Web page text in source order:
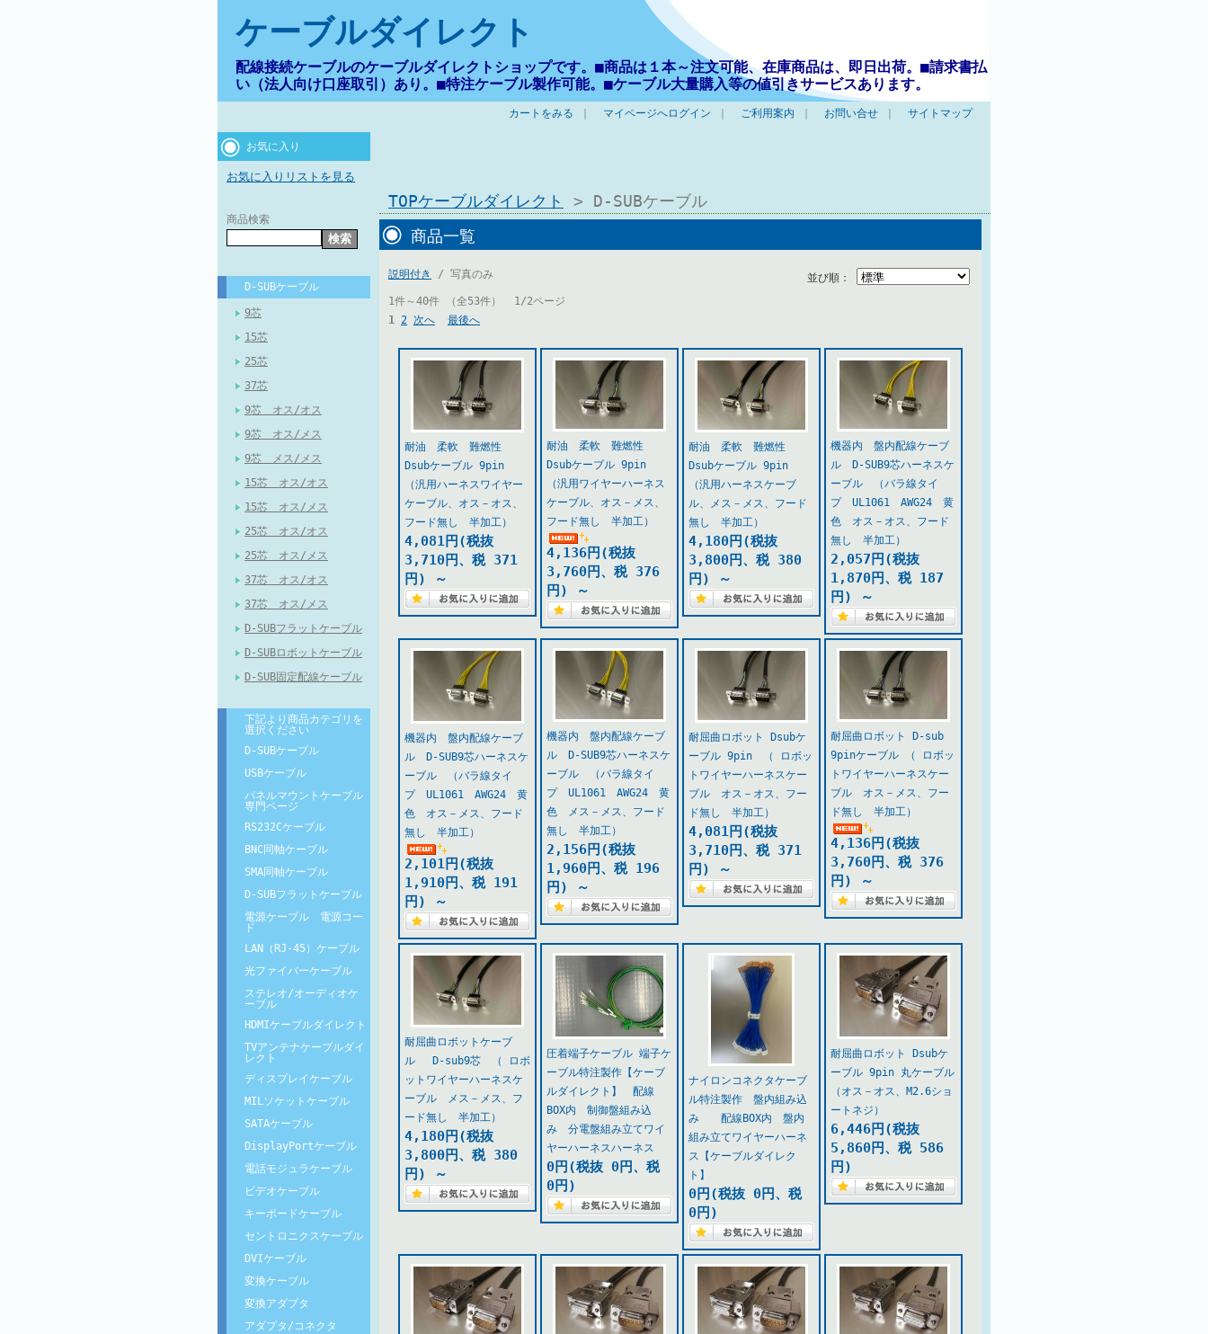
ケーブルダイレクト
配線接続ケーブルのケーブルダイレクトショップです。■商品は１本～注文可能、在庫商品は、即日出荷。■請求書払
い（法人向け口座取引）あり。■特注ケーブル製作可能。■ケーブル大量購入等の値引きサービスあります。
カートをみる マイページへログイン ご利用案内 お問い合せ サイトマップ
お気に入り
お気に入りリストを見る
商品検索
D-SUBケーブル
9芯
15芯
25芯
37芯
9芯 オス/オス
9芯 オス/メス
9芯 メス/メス
15芯 オス/オス
15芯 オス/メス
25芯 オス/オス
25芯 オス/メス
37芯 オス/オス
37芯 オス/メス
D-SUBフラットケーブル
D-SUBロボットケーブル
D-SUB固定配線ケーブル
下記より商品カテゴリを
選択ください
D-SUBケーブル
USBケーブル
パネルマウントケーブル
専門ページ
RS232Cケーブル
BNC同軸ケーブル
SMA同軸ケーブル
D-SUBフラットケーブル
電源ケーブル 電源コー
ド
LAN（RJ-45）ケーブル
光ファイバーケーブル
ステレオ/オーディオケ
ーブル
HDMIケーブルダイレクト
TVアンテナケーブルダイ
レクト
ディスプレイケーブル
MILソケットケーブル
SATAケーブル
DisplayPortケーブル
電話モジュラケーブル
ビデオケーブル
キーボードケーブル
セントロニクスケーブル
DVIケーブル
変換ケーブル
変換アダプタ
アダプタ/コネクタ
TOPケーブルダイレクト
> D-SUBケーブル
商品一覧
並び順：
説明付き / 写真のみ
1件～40件 （全53件） 1/2ページ
1 2 次へ 最後へ
耐油 柔軟 難燃性
Dsubケーブル 9pin
（汎用ハーネスワイヤー
ケーブル、オス－オス、
フード無し 半加工）
4,081円(税抜
3,710円、税 371
円)
～
耐油 柔軟 難燃性
Dsubケーブル 9pin
（汎用ワイヤーハーネス
ケーブル、オス－メス、
フード無し 半加工）
4,136円(税抜
3,760円、税 376
円)
～
耐油 柔軟 難燃性
Dsubケーブル 9pin
（汎用ハーネスケーブ
ル、メス－メス、フード
無し 半加工）
4,180円(税抜
3,800円、税 380
円)
～
機器内 盤内配線ケーブ
ル D-SUB9芯ハーネスケ
ーブル （バラ線タイ
プ UL1061 AWG24 黄
色 オス－オス、フード
無し 半加工）
2,057円(税抜
1,870円、税 187
円)
～
機器内 盤内配線ケーブ
ル D-SUB9芯ハーネスケ
ーブル （バラ線タイ
プ UL1061 AWG24 黄
色 オス－メス、フード
無し 半加工）
2,101円(税抜
1,910円、税 191
円)
～
機器内 盤内配線ケーブ
ル D-SUB9芯ハーネスケ
ーブル （バラ線タイ
プ UL1061 AWG24 黄
色 メス－メス、フード
無し 半加工）
2,156円(税抜
1,960円、税 196
円)
～
耐屈曲ロボット Dsubケ
ーブル 9pin （ ロボッ
トワイヤーハーネスケー
ブル オス－オス、フー
ド無し 半加工）
4,081円(税抜
3,710円、税 371
円)
～
耐屈曲ロボット D-sub
9pinケーブル （ ロボッ
トワイヤーハーネスケー
ブル オス－メス、フー
ド無し 半加工）
4,136円(税抜
3,760円、税 376
円)
～
耐屈曲ロボットケーブ
ル D-sub9芯 （ ロボ
ットワイヤーハーネスケ
ーブル メス－メス、フ
ード無し 半加工）
4,180円(税抜
3,800円、税 380
円)
～
圧着端子ケーブル 端子ケ
ーブル特注製作【ケーブ
ルダイレクト】 配線
BOX内 制御盤組み込
み 分電盤組み立てワイ
ヤーハーネスハーネス
0円(税抜 0円、税
0円)
ナイロンコネクタケーブ
ル特注製作 盤内組み込
み 配線BOX内 盤内
組み立てワイヤーハーネ
ス【ケーブルダイレク
ト】
0円(税抜 0円、税
0円)
耐屈曲ロボット Dsubケ
ーブル 9pin 丸ケーブル
（オス－オス、M2.6ショ
ートネジ）
6,446円(税抜
5,860円、税 586
円)